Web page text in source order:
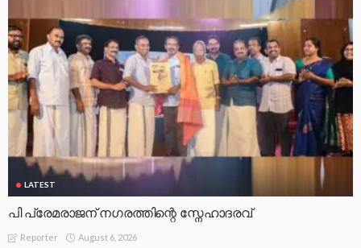
LATEST
പി പ്രേമരാജന് നഗരത്തിന്റെ സ്നേഹാദരവ്
Reporter August 6, 2026